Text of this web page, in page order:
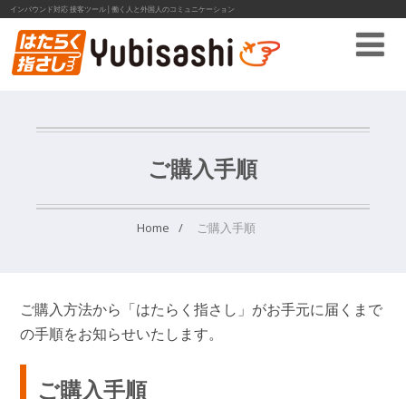
インバウンド対応 接客ツール│働く人と外国人のコミュニケーション
ご購入手順
Home ご購入手順
ご購入方法から「はたらく指さし」がお手元に届くまで
の手順をお知らせいたします。
ご購入手順